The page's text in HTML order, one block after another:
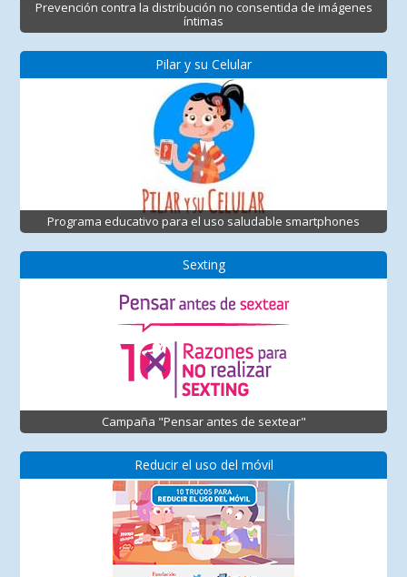
Prevención contra la distribución no consentida de imágenes
íntimas
Pilar y su Celular
Programa educativo para el uso saludable smartphones
Sexting
Campaña "Pensar antes de sextear"
Reducir el uso del móvil